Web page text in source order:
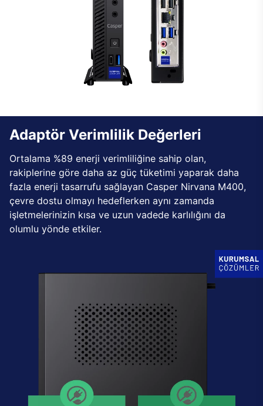
Adaptör Verimlilik Değerleri
Ortalama %89 enerji verimliliğine sahip olan,
rakiplerine göre daha az güç tüketimi yaparak daha
fazla enerji tasarrufu sağlayan Casper Nirvana M400,
çevre dostu olmayı hedeflerken aynı zamanda
işletmelerinizin kısa ve uzun vadede karlılığını da
olumlu yönde etkiler.